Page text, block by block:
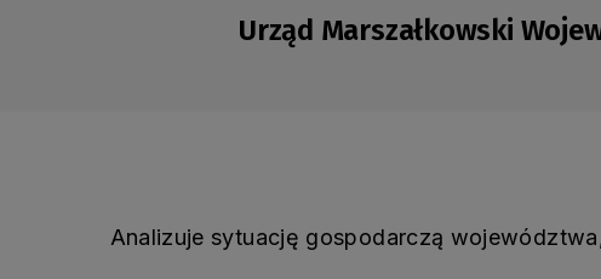
Urząd Marszałkowski
Analizuje sytuację gospodarczą